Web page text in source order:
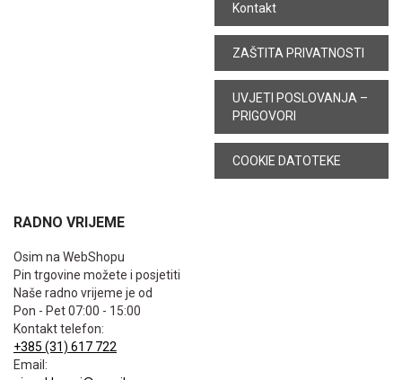
Kontakt
ZAŠTITA PRIVATNOSTI
UVJETI POSLOVANJA –
PRIGOVORI
COOKIE DATOTEKE
RADNO VRIJEME
Osim na WebShopu
Pin trgovine možete i posjetiti
Naše radno vrijeme je od
Pon - Pet 07:00 - 15:00
Kontakt telefon:
+385 (31) 617 722
Email: